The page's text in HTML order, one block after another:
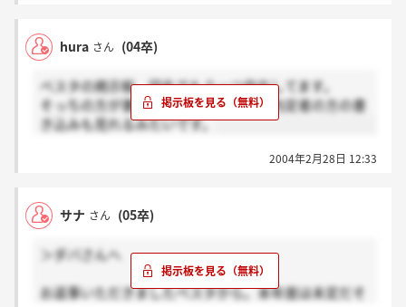
お返事いただきましたかー。私はまだですよ。
そして、今年度は未定なんですね！
採用あったらうれしいですねー。気長に待ちますか♪
hura さん (04卒)
ベスタの掲示板、同名でもう一つ存在してます。
そっちの方が書き込み多いし、昨年の内定者の方の書
き込みも見れるみたいです。
2004年2月28日 12:33
サナ さん (05卒)
＞ダバさんへ
お返事いただきましたベスタから。本年度は未定だそ